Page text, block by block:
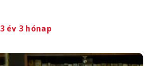
3 év 3 hónap